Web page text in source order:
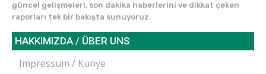
güncel gelişmeleri, son dakika haberlerini ve dikkat çeken
raporları tek bir bakışta sunuyoruz.
HAKKIMIZDA / ÜBER UNS
Impressum / Künye